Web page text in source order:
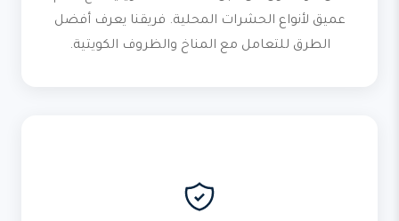
عميق لأنواع الحشرات المحلية. فريقنا يعرف أفضل
الطرق للتعامل مع المناخ والظروف الكويتية.